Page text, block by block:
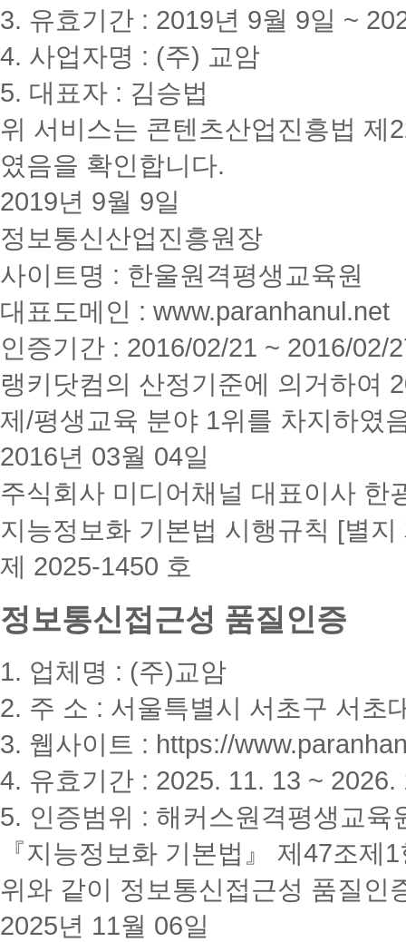
3. 유효기간 : 2019년 9월 9일 ~
4. 사업자명 : (주) 교암
5. 대표자 : 김승법
위 서비스는 콘텐츠산업진흥법 제
였음을 확인합니다.
2019년 9월 9일
정보통신산업진흥원장
사이트명 : 한울원격평생교육원
대표도메인 : www.paranhanul.net
인증기간 : 2016/02/21 ~ 2016/02/
랭키닷컴의 산정기준에 의거하여
제/평생교육 분야 1위를 차지하였
2016년 03월 04일
주식회사 미디어채널 대표이사 한
지능정보화 기본법 시행규칙 [별지
제 2025-1450 호
정보통신접근성 품질인증
1. 업체명 : (주)교암
2. 주 소 : 서울특별시 서초구 서초
3. 웹사이트 : https://
4. 유효기간 : 2025. 11. 13 ~ 2026.
5. 인증범위 : 해커스원격평생교육
『지능정보화 기본법』 제47조
위와 같이 정보통신접근성 품질인
2025년 11월 06일